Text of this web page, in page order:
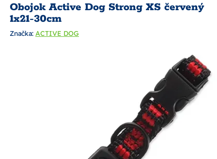
Obojok Active Dog Strong XS červený
1x21-30cm
Značka: ACTIVE DOG